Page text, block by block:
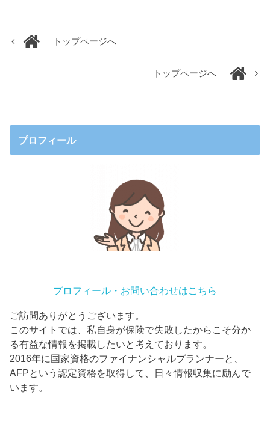
トップページへ
トップページへ
プロフィール
プロフィール・お問い合わせはこちら
ご訪問ありがとうございます。
このサイトでは、私自身が保険で失敗したからこそ分か
る有益な情報を掲載したいと考えております。
2016年に国家資格のファイナンシャルプランナーと、
AFPという認定資格を取得して、日々情報収集に励んで
います。